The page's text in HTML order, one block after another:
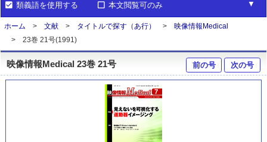
類義語を使用する 本文閲覧可のみ
ホーム 文献 タイトルで探す（あ行）
映像情報Medical
23巻 21号(1991)
映像情報Medical 23巻 21号 前の号 次の号